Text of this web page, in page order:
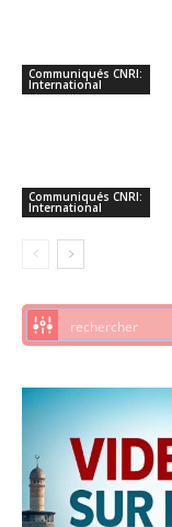
Communiqués CNRI:
International
Communiqués CNRI:
International